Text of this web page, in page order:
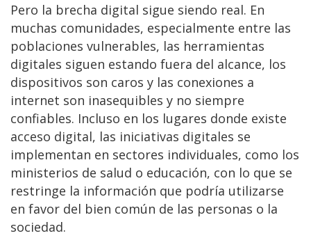
Pero la brecha digital sigue siendo real. En
muchas comunidades, especialmente entre las
poblaciones vulnerables, las herramientas
digitales siguen estando fuera del alcance, los
dispositivos son caros y las conexiones a
internet son inasequibles y no siempre
confiables. Incluso en los lugares donde existe
acceso digital, las iniciativas digitales se
implementan en sectores individuales, como los
ministerios de salud o educación, con lo que se
restringe la información que podría utilizarse
en favor del bien común de las personas o la
sociedad.